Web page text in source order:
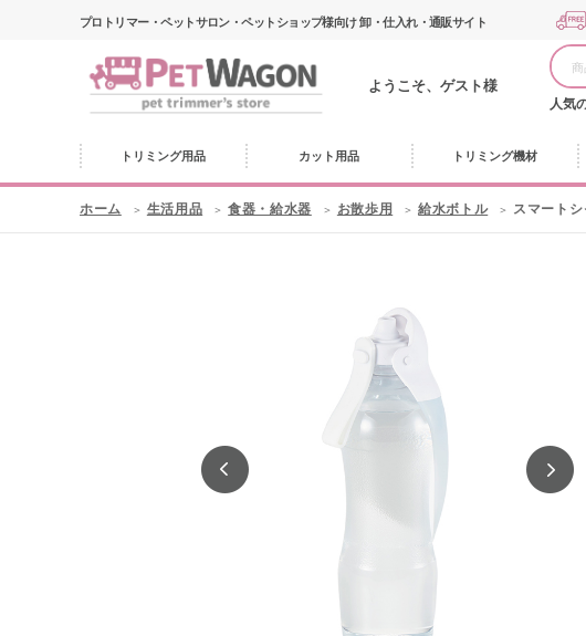
プロトリマー・ペットサロン・ペットショップ様向け 卸・仕入れ・通販サイト
ようこそ、ゲスト様
人気
トリミング用品 カット用品 トリミング機材
ホーム 生活用品 食器・給水器 お散歩用 給水ボトル スマートシ